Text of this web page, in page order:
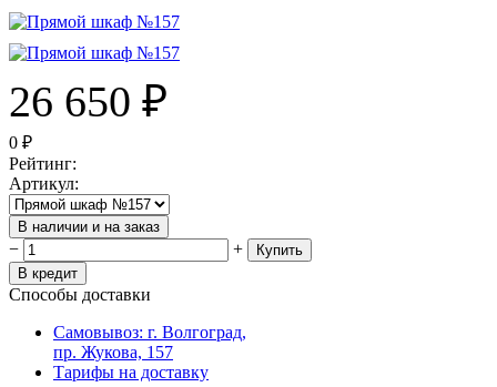
26 650 ₽
0 ₽
Рейтинг:
Артикул:
В наличии и на заказ
− +
Купить
В кредит
Способы доставки
Самовывоз: г. Волгоград,
пр. Жукова, 157
Тарифы на доставку